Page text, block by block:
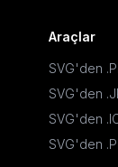
Araçlar
SVG'den
SVG'den
SVG'den
SVG'den